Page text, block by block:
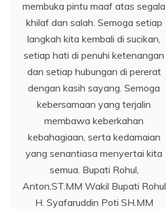
membuka pintu maaf atas segala
khilaf dan salah. Semoga setiap
langkah kita kembali di sucikan,
setiap hati di penuhi ketenangan
dan setiap hubungan di pererat
dengan kasih sayang. Semoga
kebersamaan yang terjalin
membawa keberkahan
kebahagiaan, serta kedamaian
yang senantiasa menyertai kita
semua. Bupati Rohul,
Anton,ST.MM Wakil Bupati Rohul
H. Syafaruddin Poti SH.MM